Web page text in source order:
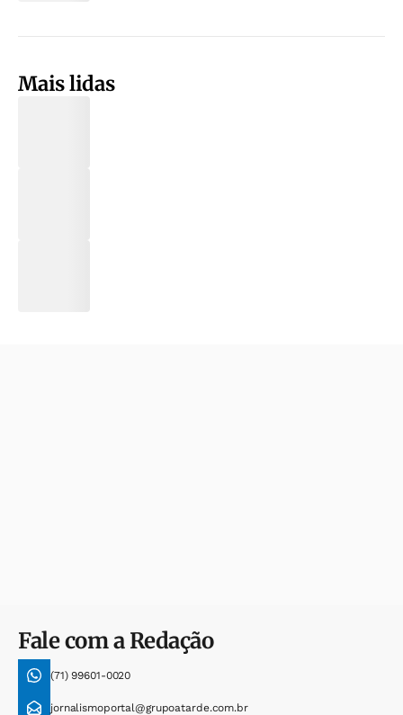
Mais lidas
Fale com a Redação
(71) 99601-0020
jornalismoportal@grupoatarde.com.br